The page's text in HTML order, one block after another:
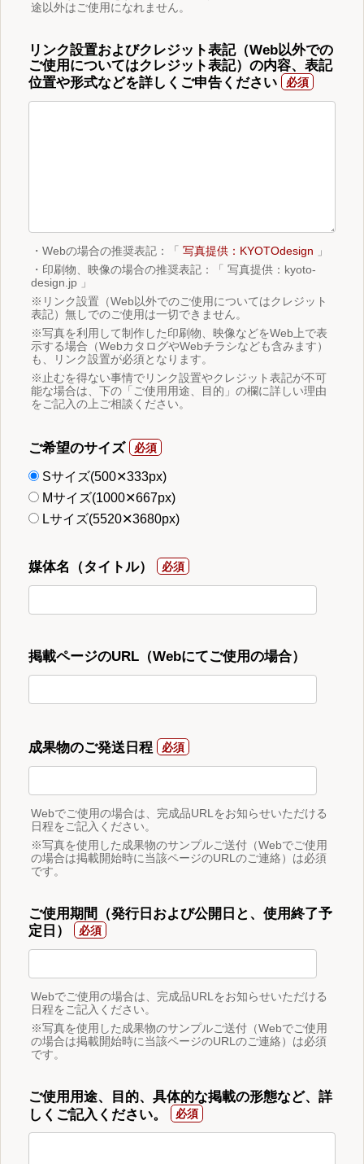
途以外はご使用になれません。
リンク設置およびクレジット表記（Web以外での
ご使用についてはクレジット表記）の内容、表記
位置や形式などを詳しくご申告ください
・Webの場合の推奨表記：「 写真提供：KYOTOdesign 」
・印刷物、映像の場合の推奨表記：「 写真提供：kyoto-
design.jp 」
※リンク設置（Web以外でのご使用についてはクレジット
表記）無しでのご使用は一切できません。
※写真を利用して制作した印刷物、映像などをWeb上で表
示する場合（WebカタログやWebチラシなども含みます）
も、リンク設置が必須となります。
※止むを得ない事情でリンク設置やクレジット表記が不可
能な場合は、下の「ご使用用途、目的」の欄に詳しい理由
をご記入の上ご相談ください。
ご希望のサイズ
Sサイズ(500✕333px)
Mサイズ(1000✕667px)
Lサイズ(5520✕3680px)
媒体名（タイトル）
掲載ページのURL（Webにてご使用の場合）
成果物のご発送日程
Webでご使用の場合は、完成品URLをお知らせいただける
日程をご記入ください。
※写真を使用した成果物のサンプルご送付（Webでご使用
の場合は掲載開始時に当該ページのURLのご連絡）は必須
です。
ご使用期間（発行日および公開日と、使用終了予
定日）
Webでご使用の場合は、完成品URLをお知らせいただける
日程をご記入ください。
※写真を使用した成果物のサンプルご送付（Webでご使用
の場合は掲載開始時に当該ページのURLのご連絡）は必須
です。
ご使用用途、目的、具体的な掲載の形態など、詳
しくご記入ください。